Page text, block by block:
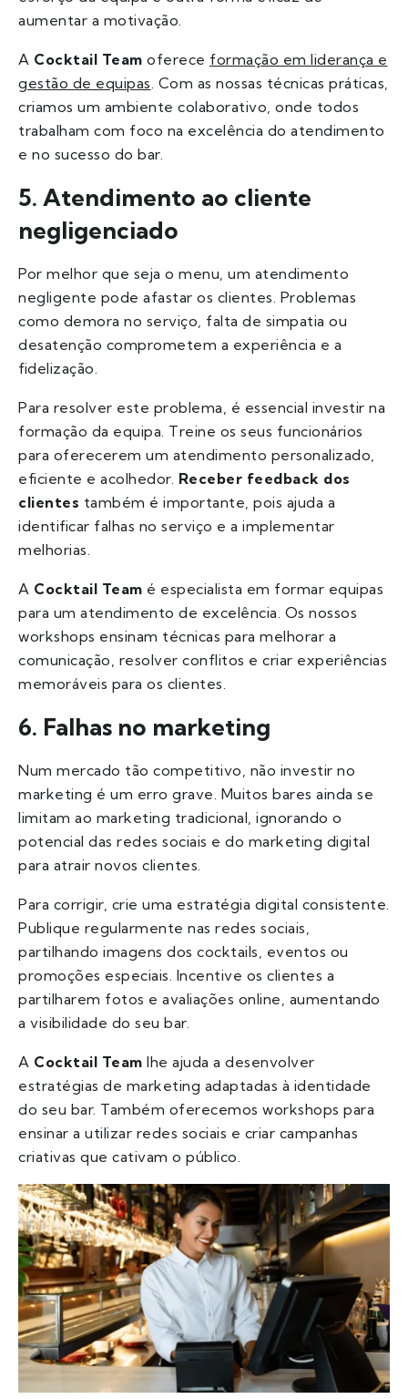
aumentar a motivação.
A Cocktail Team oferece formação em liderança e
gestão de equipas. Com as nossas técnicas práticas,
criamos um ambiente colaborativo, onde todos
trabalham com foco na excelência do atendimento
e no sucesso do bar.
5. Atendimento ao cliente
negligenciado
Por melhor que seja o menu, um atendimento
negligente pode afastar os clientes. Problemas
como demora no serviço, falta de simpatia ou
desatenção comprometem a experiência e a
fidelização.
Para resolver este problema, é essencial investir na
formação da equipa. Treine os seus funcionários
para oferecerem um atendimento personalizado,
eficiente e acolhedor. Receber feedback dos
clientes também é importante, pois ajuda a
identificar falhas no serviço e a implementar
melhorias.
A Cocktail Team é especialista em formar equipas
para um atendimento de excelência. Os nossos
workshops ensinam técnicas para melhorar a
comunicação, resolver conflitos e criar experiências
memoráveis para os clientes.
6. Falhas no marketing
Num mercado tão competitivo, não investir no
marketing é um erro grave. Muitos bares ainda se
limitam ao marketing tradicional, ignorando o
potencial das redes sociais e do marketing digital
para atrair novos clientes.
Para corrigir, crie uma estratégia digital consistente.
Publique regularmente nas redes sociais,
partilhando imagens dos cocktails, eventos ou
promoções especiais. Incentive os clientes a
partilharem fotos e avaliações online, aumentando
a visibilidade do seu bar.
A Cocktail Team lhe ajuda a desenvolver
estratégias de marketing adaptadas à identidade
do seu bar. Também oferecemos workshops para
ensinar a utilizar redes sociais e criar campanhas
criativas que cativam o público.